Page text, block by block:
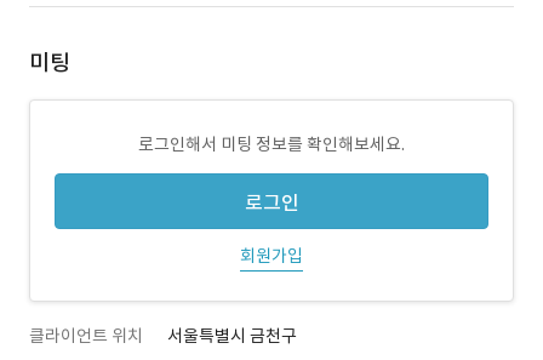
미팅
로그인해서 미팅 정보를 확인해보세요.
로그인
회원가입
클라이언트 위치 서울특별시 금천구